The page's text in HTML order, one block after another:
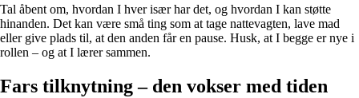
Tal åbent om, hvordan I hver især har det, og hvordan I kan støtte
hinanden. Det kan være små ting som at tage nattevagten, lave mad
eller give plads til, at den anden får en pause. Husk, at I begge er nye i
rollen – og at I lærer sammen.
Fars tilknytning – den vokser med tiden